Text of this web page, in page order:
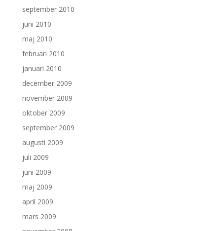
september 2010
juni 2010
maj 2010
februari 2010
januari 2010
december 2009
november 2009
oktober 2009
september 2009
augusti 2009
juli 2009
juni 2009
maj 2009
april 2009
mars 2009